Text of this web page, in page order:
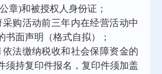
章)和被授权人身份证；
购活动前三年内在经营活动中
书面声明（格式自拟）；
依法缴纳税收和社会保障资金的
须持复印件报名，复印件须加盖